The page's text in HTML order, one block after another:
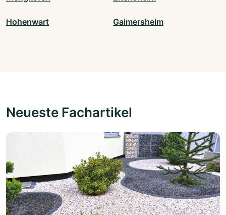
Hohenwart Gaimersheim
Neueste Fachartikel